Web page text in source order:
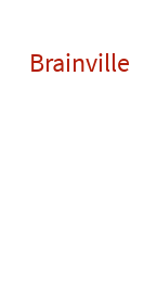
Brainville